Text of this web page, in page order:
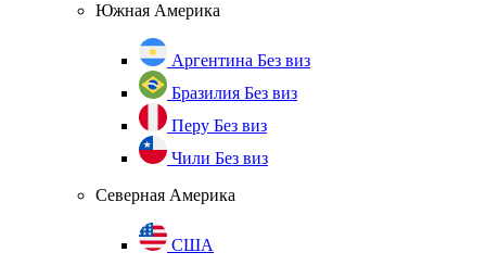
Южная Америка
Аргентина Без виз
Бразилия Без виз
Перу Без виз
Чили Без виз
Северная Америка
США